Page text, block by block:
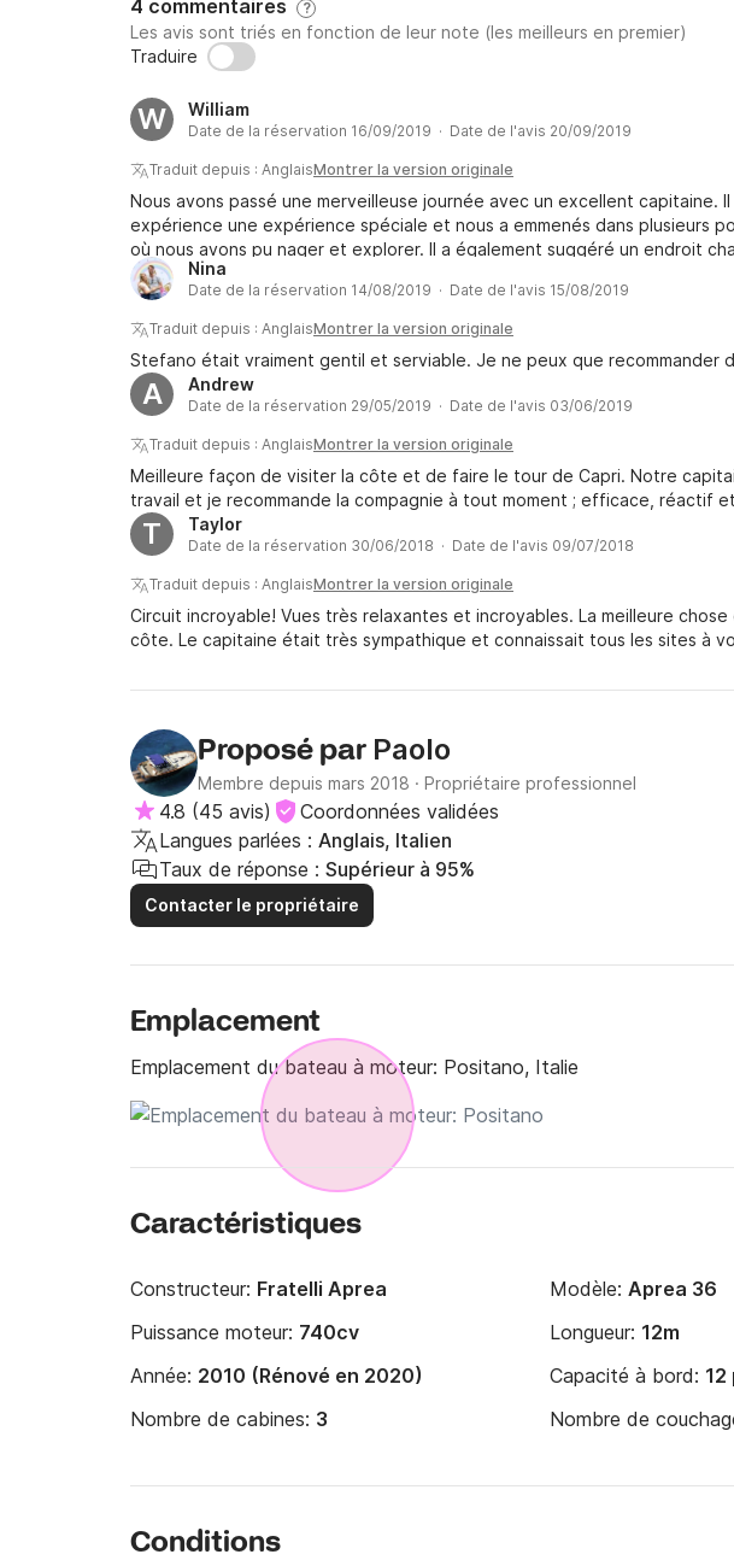
4 commentaires ?
Les avis sont triés en fonction de leur note (les meilleurs en premier)
Traduire
W William
Date de la réservation 16/09/2019 · Date de l'avis 20/09/2019
Traduit depuis : AnglaisMontrer la version originale
Nous avons passé une merveilleuse journée avec un excellent capitaine.
expérience une expérience spéciale et nous a emmenés dans plusieurs
où nous avons pu nager et explorer. Il a également suggéré un endroit
avait de nombreux rafraîchissements à bord. Nous avons été récupérés
un service de qualité supérieure et je le recommande vivement. Le
état.
Nina
Date de la réservation 14/08/2019 · Date de l'avis 15/08/2019
Traduit depuis : AnglaisMontrer la version originale
Stefano était vraiment gentil et serviable. Je ne peux que recommander
A Andrew
Date de la réservation 29/05/2019 · Date de l'avis 03/06/2019
Traduit depuis : AnglaisMontrer la version originale
Meilleure façon de visiter la côte et de faire le tour de Capri. Notre
travail et je recommande la compagnie à tout moment ; efficace, réactif
T Taylor
Date de la réservation 30/06/2018 · Date de l'avis 09/07/2018
Traduit depuis : AnglaisMontrer la version originale
Circuit incroyable! Vues très relaxantes et incroyables. La meilleure
côte. Le capitaine était très sympathique et connaissait tous les sites à
Proposé par Paolo
Membre depuis mars 2018 · Propriétaire professionnel
4.8 (45 avis)
Coordonnées validées
Langues parlées : Anglais, Italien
Taux de réponse : Supérieur à 95%
Contacter le propriétaire
Emplacement
Emplacement du bateau à moteur: Positano, Italie
Caractéristiques
Constructeur: Fratelli Aprea Modèle: Aprea 36
Puissance moteur: 740cv Longueur: 12m
Année: 2010 (Rénové en 2020) Capacité à bord: 12
Nombre de cabines: 3 Nombre de
Conditions